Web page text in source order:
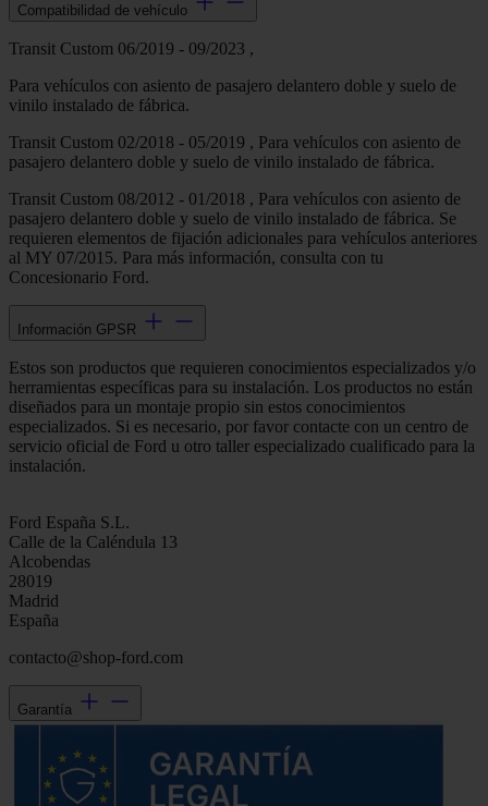
Compatibilidad de vehículo
Transit Custom 06/2019 - 09/2023 ,
Para vehículos con asiento de pasajero delantero doble y suelo de
vinilo instalado de fábrica.
Transit Custom 02/2018 - 05/2019 , Para vehículos con asiento de
pasajero delantero doble y suelo de vinilo instalado de fábrica.
Transit Custom 08/2012 - 01/2018 , Para vehículos con asiento de
pasajero delantero doble y suelo de vinilo instalado de fábrica. Se
requieren elementos de fijación adicionales para vehículos anteriores
al MY 07/2015. Para más información, consulta con tu
Concesionario Ford.
Información GPSR
Estos son productos que requieren conocimientos especializados y/o
herramientas específicas para su instalación. Los productos no están
diseñados para un montaje propio sin estos conocimientos
especializados. Si es necesario, por favor contacte con un centro de
servicio oficial de Ford u otro taller especializado cualificado para la
instalación.
Ford España S.L.
Calle de la Caléndula 13
Alcobendas
28019
Madrid
España
contacto@shop-ford.com
Garantía